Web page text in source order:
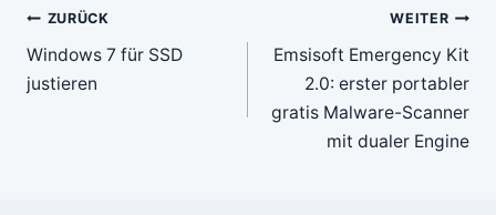
Beitragsnavigation
ZURÜCK
Windows 7 für SSD
justieren
WEITER
Emsisoft Emergency Kit
2.0: erster portabler
gratis Malware-Scanner
mit dualer Engine